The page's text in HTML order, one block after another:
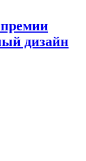
дизайн